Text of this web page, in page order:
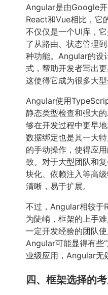
Angular是由Google
React和Vue相比，它
不仅仅是一个UI库，
了从路由、状态管理
种功能。Angular的设
式，帮助开发者写出
这使得它成为很多大型
Angular使用
静态类型检查和强大
够在开发过程中更早
数据绑定也是其一大
的手动操作，使得应
致。对于大型团队和
块化、依赖注入等高
清晰，易于扩展。
不过，Angular相较于
为陡峭，框架的上手
一定开发经验的团队
Angular可能显得有些
业级应用，Angular无
四、框架选择的